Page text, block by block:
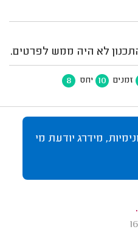
לא היה ממש לפרטים.
זמנים 10 יחס 8
מידרג יודעת מי